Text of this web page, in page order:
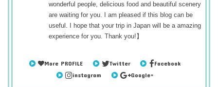
wonderful people, delicious food and beautiful scenery
are waiting for you. I am pleased if this blog can be
useful. I hope that your trip in Japan will be a amazing
experience for you. Thank you!】
More PROFILE Twitter
Facebook
instagram
Google+